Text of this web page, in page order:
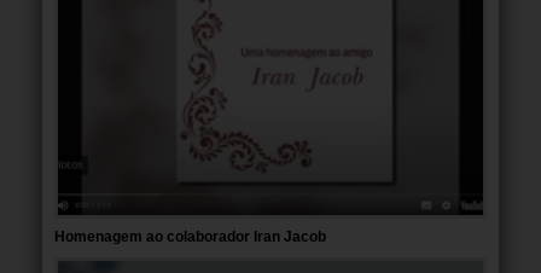
Homenagem ao colaborador Iran Jacob